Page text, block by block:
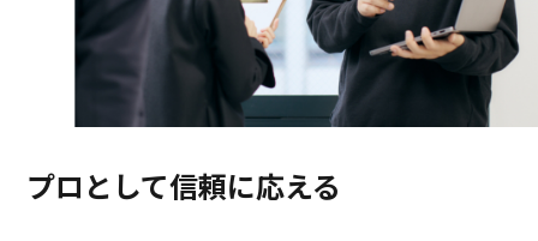
プロとして信頼に応える